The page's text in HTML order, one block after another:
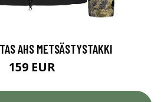
AHS METSÄSTYSTAKKI
159 EUR